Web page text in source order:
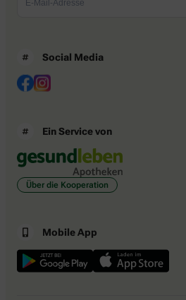
Social Media
Ein Service von
Über die Kooperation
Mobile App